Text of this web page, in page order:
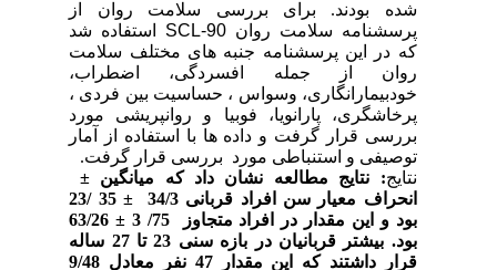
شده بودند. برای بررسی سلامت روان از
پرسشنامه سلامت روانSCL-90استفاده شد
که در این پرسشنامه جنبه های مختلف سلامت
روان از جمله افسردگی، اضطراب،
خودبیمارانگاری، وسواس ، حساسیت بین فردی ،
پرخاشگری، پارانویا، فوبیا و روانپریشیمورد
بررسی قرار گرفت و داده ها با استفاده از آمار
توصیفی و استنباطی مورد بررسی قرار گرفت.
نتایج: نتایج مطالعه نشان داد که میانگین ±
انحراف معیار سن افراد قربانی 34/3
±
35 /23
بود و این مقدار در افراد متجاوز 75/ 3
±
63/26
بود. بیشتر قربانیان در بازه سنی 23 تا 27 ساله
قرار داشتند که این مقدار 47 نفر معادل 9/48